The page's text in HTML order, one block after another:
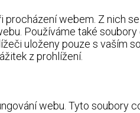
webem. Z nich
Používáme také
uloženy pouze s vaším
z prohlížení.
webu. Tyto soubory